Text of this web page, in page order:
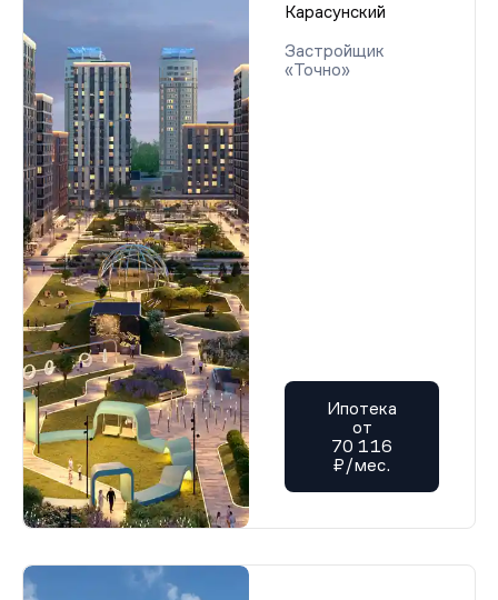
Карасунский
Застройщик
«Точно»
Ипотека
от
70 116
₽/мес.